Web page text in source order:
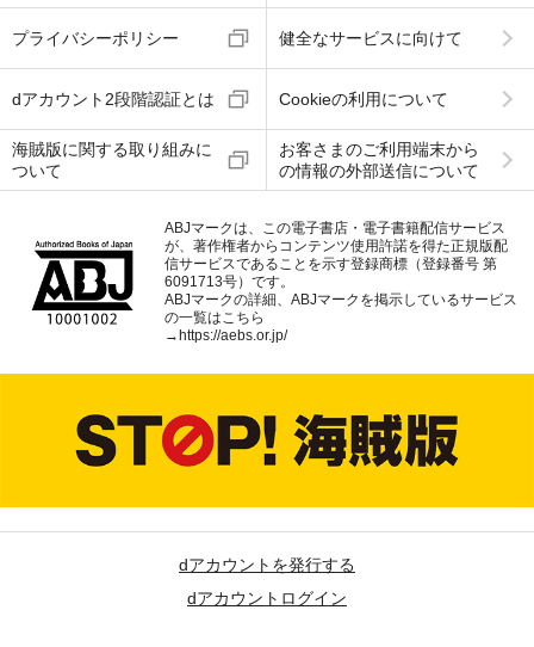
プライバシーポリシー 健全なサービスに向けて
dアカウント2段階認証とは Cookieの利用について
海賊版に関する取り組みに
ついて
お客さまのご利用端末から
の情報の外部送信について
ABJマークは、この電子書店・電子書籍配信サービス
が、著作権者からコンテンツ使用許諾を得た正規版配
信サービスであることを示す登録商標（登録番号 第
6091713号）です。
ABJマークの詳細、ABJマークを掲示しているサービス
の一覧はこちら
→ https://aebs.or.jp/
dアカウントを発行する
dアカウントログイン